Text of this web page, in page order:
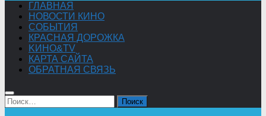
ГЛАВНАЯ
НОВОСТИ КИНО
СОБЫТИЯ
КРАСНАЯ ДОРОЖКА
KИНО&TV
КАРТА САЙТА
ОБРАТНАЯ СВЯЗЬ
Найти: